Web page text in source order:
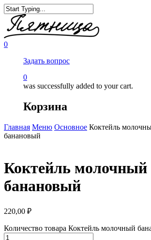
0
Задать вопрос
0
was successfully added to your cart.
Корзина
Главная Меню Основное Коктейль
банановый
Коктейль молочный
банановый
220,00 ₽
Количество товара Коктейль молочный